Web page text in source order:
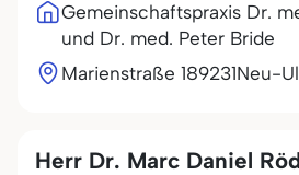
Gemeinschaftspraxis Dr.
und Dr. med. Peter Bride
Marienstraße 189231Neu-
Herr Dr. Marc Daniel